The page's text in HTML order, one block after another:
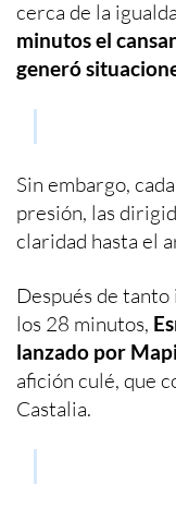
cerca de la
minutos el
generó
Sin embargo,
presión, las
claridad hasta el
Después de
los 28 minutos,
lanzado por
afición culé, que
Castalia.